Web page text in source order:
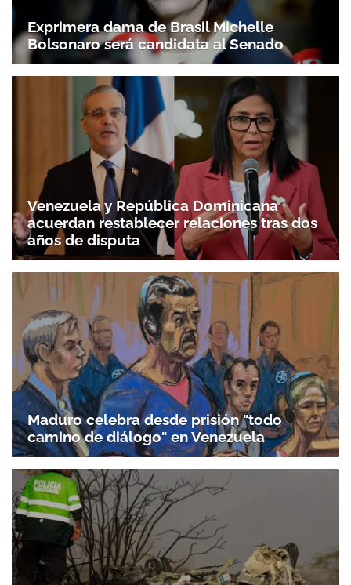
Exprimera dama de Brasil Michelle
Bolsonaro será candidata al Senado
Venezuela y República Dominicana
acuerdan restablecer relaciones tras dos
años de disputa
Maduro celebra desde prisión "todo
camino de diálogo" en Venezuela